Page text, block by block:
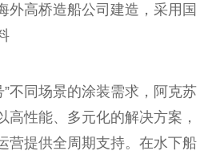
外高桥造船公司建造，采用国
”不同场景的涂装需求，阿克苏
高性能、多元化的解决方案，
营提供全周期支持。在水下船